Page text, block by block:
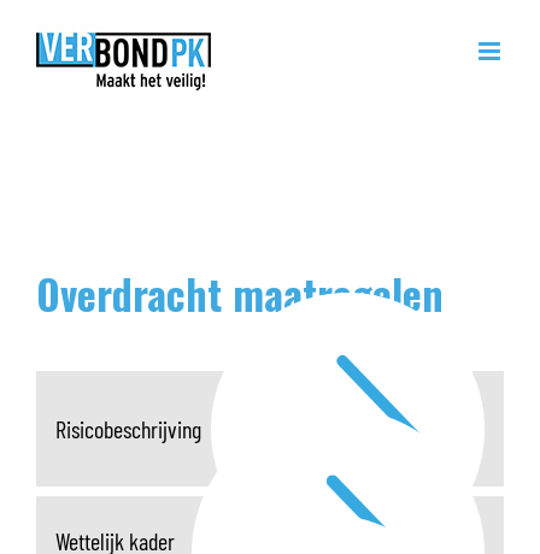
Overdracht maatregelen
Risicobeschrijving
Wettelijk kader